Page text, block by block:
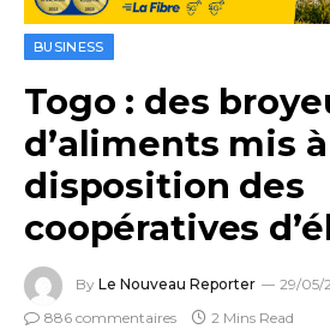
BUSINESS
Togo : des
d’aliments mis à
disposition des
coopératives
By Le Nouveau Reporter
29/05/
886 commentaires
2 Mins Read